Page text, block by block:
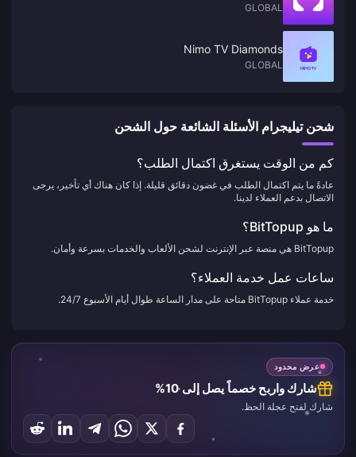
GLOBAL
Nimo TV Diamonds
GLOBAL
شحن تيليجرام الأسئلة الشائعة حول الشحن
كم من الوقت يستغرق اكتمال الطلب؟
عادةً ما يتم اكتمال الطلب في غضون دقائق قليلة. إذا كان هناك أي تأخير، يرجى
الاتصال بدعم العملاء لدينا.
ما هو BitTopup؟
BitTopup هي منصة عبر الإنترنت لشحن الألعاب والخدمات بسرعة وأمان.
ساعات عمل خدمة العملاء؟
خدمة عملاء BitTopup متاحة على مدار الساعة طوال أيام الأسبوع 24/7.
عرض محدود
شارك واربح خصماً يصل إلى 10%
شارك لفتح عجلة الحظ.